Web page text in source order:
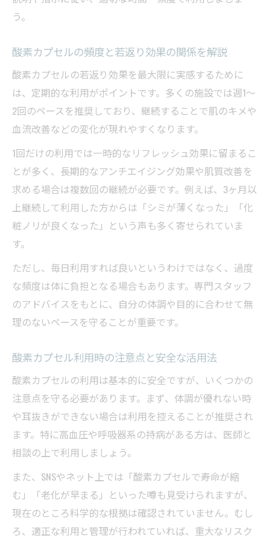
検証
酸素カプセルの効果が意味ないと感じた場
合の対策
老化対策に酸素カプセルと他の美容法の併
用効果
酸素カプセルで感じるアンチエイジングの魅力
アンチエイジングに酸素カプセルが選ばれ
る理由
酸素カプセル利用で実感する若返りの体験
例
グ効果
酸素カプセルで疲労回復と美肌を同時に目
指す
酸素カプセルで期待できる長期的な美容効
科学的根拠から見る酸素カプセルの真実
酸素カプセルの効果は本当に科学的に証明
されている？
酸素カプセルと老化の関係を最新研究で解
説
酸素カプセルの効果が嘘と言われる理由を
検証
酸素カプセルの安全性と寿命との関係に迫
る
う。
酸素カプセルの頻度と若返り効果の関係を解説
酸素カプセルの若返り効果を最大限に実感するために
は、定期的な利用がポイントです。多くの施設では週1〜
2回のペースを推奨しており、継続することで肌のキメや
血流改善などの変化が現れやすくなります。
1回だけの利用では一時的なリフレッシュ効果に留まるこ
とが多く、長期的なアンチエイジング効果や肌質改善を
求める場合は複数回の継続が必要です。例えば、3ヶ月以
上継続して利用した方からは「シミが薄くなった」「化
粧ノリが良くなった」という声も多く寄せられていま
す。
ただし、毎日利用すれば良いというわけではなく、過度
な頻度は体に負担となる場合もあります。専門スタッフ
のアドバイスをもとに、自分の体調や目的に合わせて無
理のないペースを守ることが重要です。
酸素カプセル利用時の注意点と安全な活用法
酸素カプセルの利用は基本的に安全ですが、いくつかの
注意点を守る必要があります。まず、体調が優れない時
や耳抜きができない場合は利用を控えることが推奨され
ます。特に高血圧や呼吸器系の持病がある方は、医師と
相談の上で利用しましょう。
また、SNSやネット上では「酸素カプセルで寿命が縮
む」「老化が早まる」といった噂も見受けられますが、
現在のところ科学的な根拠は確認されていません。むし
ろ、適正な利用と管理が行われていれば、重大なリスク